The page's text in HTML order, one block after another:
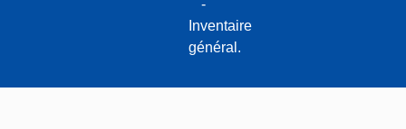
-
Inventaire
général.